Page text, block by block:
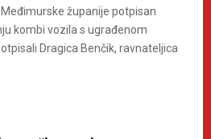
županije potpisan
kombi vozila s ugrađenom
Dragica Benčik, ravnateljica